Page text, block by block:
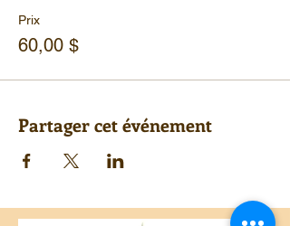
Prix
60,00 $
Partager cet événement